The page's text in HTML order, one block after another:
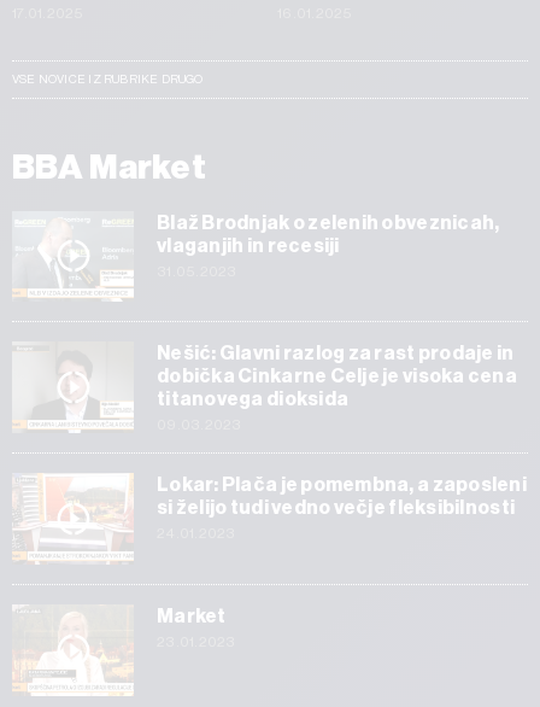
VSE NOVICE IZ RUBRIKE DRUGO
BBA Market
Blaž Brodnjak o zelenih obveznicah,
vlaganjih in recesiji
Nešić: Glavni razlog za rast prodaje in
dobička Cinkarne Celje je visoka cena
titanovega dioksida
Lokar: Plača je pomembna, a zaposleni
si želijo tudi vedno večje fleksibilnosti
Market